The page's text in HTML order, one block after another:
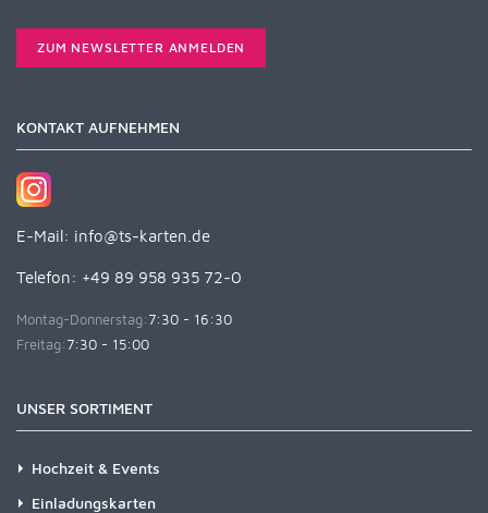
ZUM NEWSLETTER ANMELDEN
KONTAKT AUFNEHMEN
E-Mail: info@ts-karten.de
Telefon: +49 89 958 935 72-0
Montag-Donnerstag:7:30 - 16:30
Freitag:7:30 - 15:00
UNSER SORTIMENT
Hochzeit & Events
Einladungskarten